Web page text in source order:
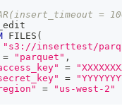
=
FILES (
"s3://inserttest/
= "parquet" ,
=
=
=
"us-west-2"